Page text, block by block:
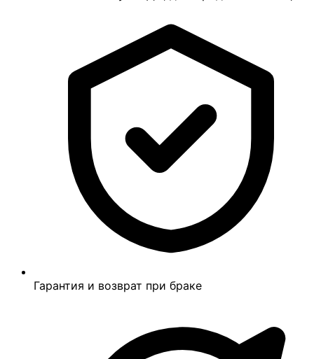
Гарантия и возврат при браке